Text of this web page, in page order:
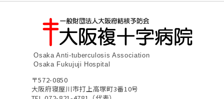
Osaka Anti-tuberculosis Association
Osaka Fukujuji Hospital
〒572-0850
大阪府寝屋川市打上高塚町3番10号